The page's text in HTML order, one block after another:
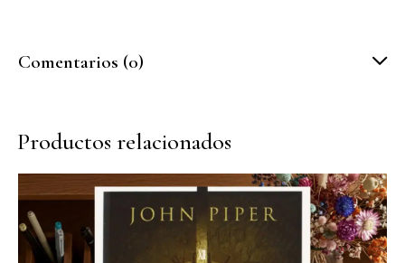
Comentarios (0)
Productos relacionados